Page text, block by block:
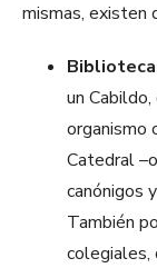
mismas, existen
un
organismo
Catedral
canónigos
También
colegiales,